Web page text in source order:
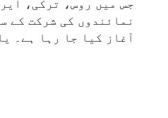
جس میں روس، ترکی،
نمائندوں کی شرکت کے
آغاز کیا جا رہا ہے۔